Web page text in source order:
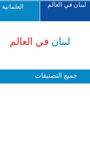
لبنان في العالم العلمانية
لبنان في العالم